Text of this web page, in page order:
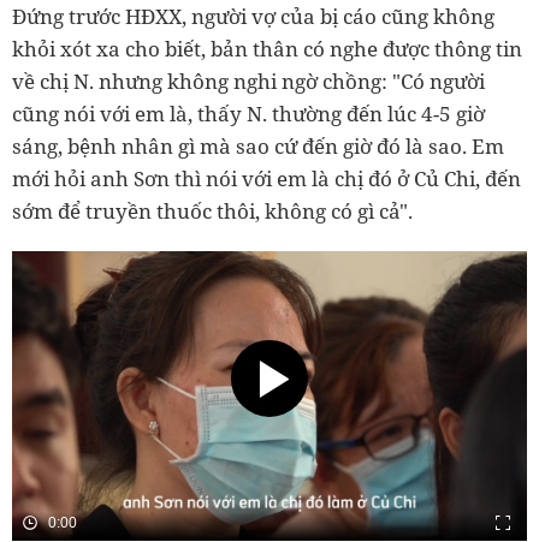
Đứng trước HĐXX, người vợ của bị cáo cũng không
khỏi xót xa cho biết, bản thân có nghe được thông tin
về chị N. nhưng không nghi ngờ chồng: "Có người
cũng nói với em là, thấy N. thường đến lúc 4-5 giờ
sáng, bệnh nhân gì mà sao cứ đến giờ đó là sao. Em
mới hỏi anh Sơn thì nói với em là chị đó ở Củ Chi, đến
sớm để truyền thuốc thôi, không có gì cả".